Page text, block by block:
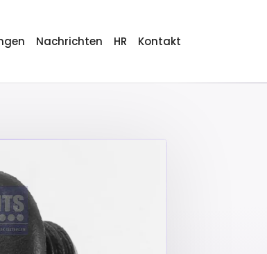
Nachrichten HR Kontakt